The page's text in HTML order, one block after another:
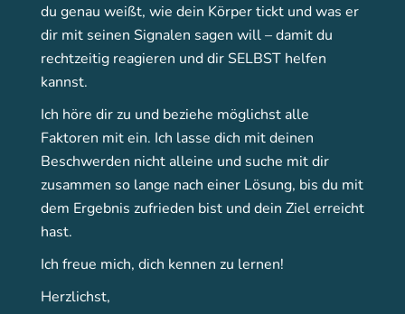
du genau weißt, wie dein Körper tickt und was er
dir mit seinen Signalen sagen will – damit du
rechtzeitig reagieren und dir SELBST helfen
kannst.
Ich höre dir zu und beziehe möglichst alle
Faktoren mit ein. Ich lasse dich mit deinen
Beschwerden nicht alleine und suche mit dir
zusammen so lange nach einer Lösung, bis du mit
dem Ergebnis zufrieden bist und dein Ziel erreicht
hast.
Ich freue mich, dich kennen zu lernen!
Herzlichst,